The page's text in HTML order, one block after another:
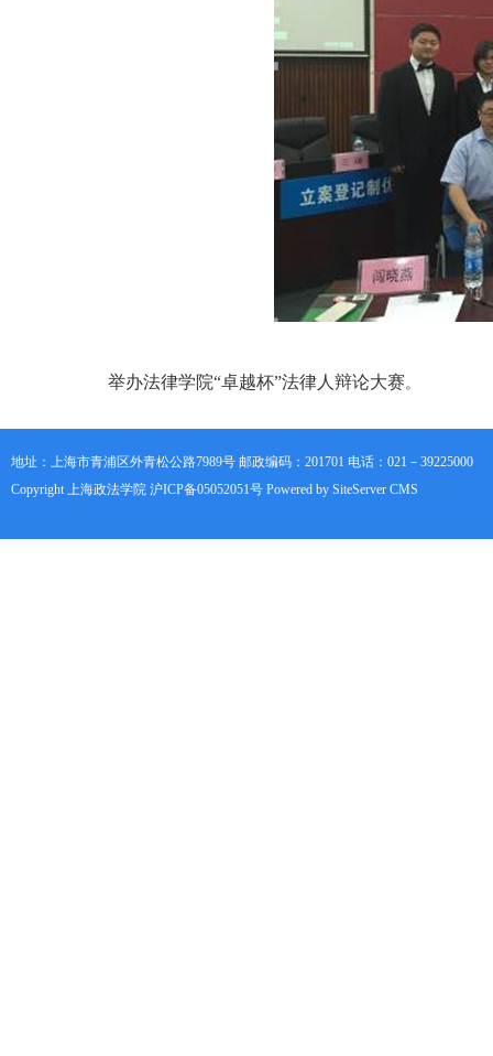
举办法律学院“卓越杯”法律人辩论大赛。
地址：上海市青浦区外青松公路7989号 邮政编码：201701 电话：021－39225000
Copyright 上海政法学院 沪ICP备05052051号 Powered by SiteServer CMS